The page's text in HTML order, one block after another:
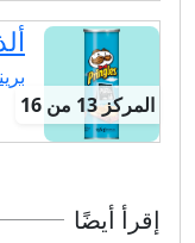
المركز 13 من 16
إقرأ أيضًا